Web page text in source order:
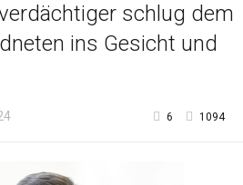
schlug dem
ins Gesicht und
6 1094